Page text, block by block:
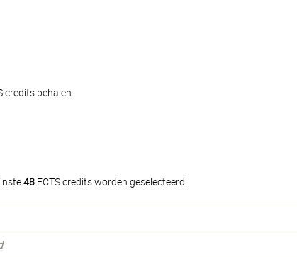
credits behalen.
48 ECTS credits worden geselecteerd.